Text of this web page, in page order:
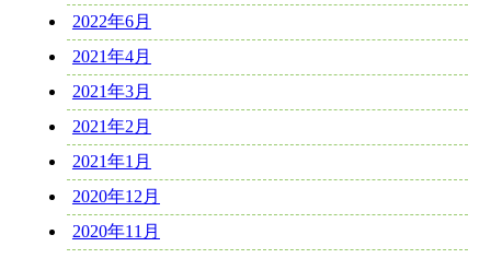
2022年6月
2021年4月
2021年3月
2021年2月
2021年1月
2020年12月
2020年11月